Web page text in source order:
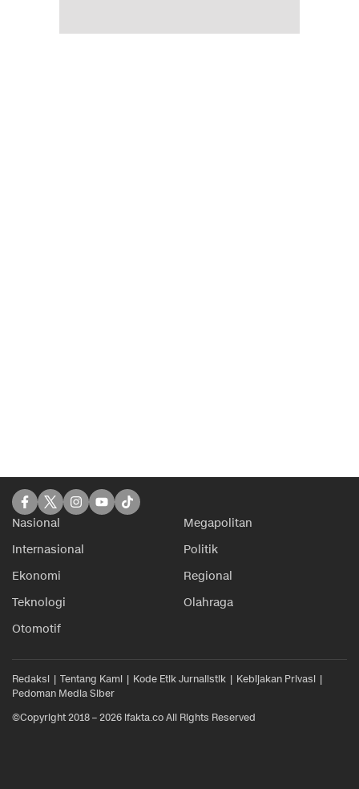
Nasional
Megapolitan
Internasional
Politik
Ekonomi
Regional
Teknologi
Olahraga
Otomotif
Redaksi Tentang Kami Kode Etik Jurnalistik
Kebijakan Privasi
Pedoman Media Siber
©Copyright 2018 – 2026 ifakta.co All Rights Reserved